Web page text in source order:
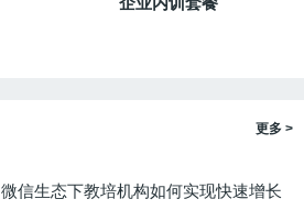
更多 >
微信生态下教培机构如何实现快速增长